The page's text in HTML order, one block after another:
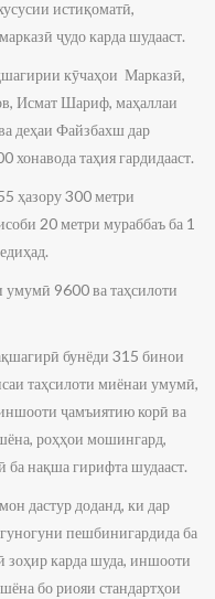
истиқоматӣ,
ҷудо карда шудааст.
кӯчаҳои Марказӣ,
Исмат Шариф, маҳаллаи
деҳаи Файзбахш дар
хонавода таҳия гардидааст.
ҳазору 300 метри
20 метри мураббаъ ба 1
умумӣ 9600 ва таҳсилоти
бунёди 315 бинои
таҳсилоти миёнаи умумӣ,
ҷамъиятию корӣ ва
роҳҳои мошингард,
нақша гирифта шудааст.
дастур доданд, ки дар
пешбинигардида ба
зоҳир карда шуда, иншооти
бо риояи стандартҳои